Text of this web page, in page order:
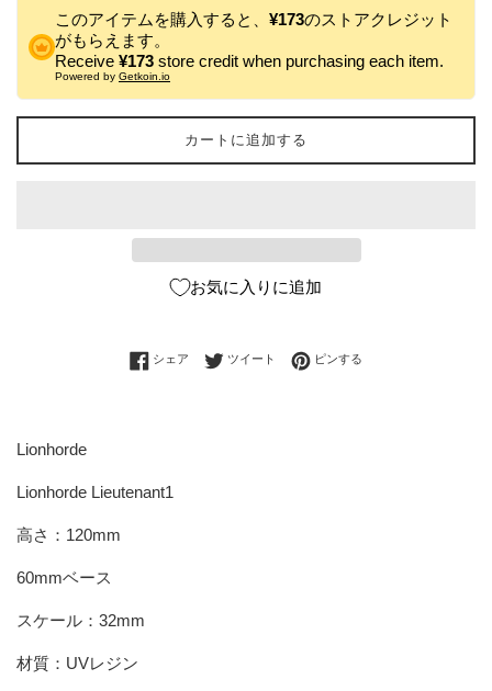
このアイテムを購入すると、 ¥173のストアクレジット
がもらえます。
Receive ¥173 store credit when purchasing each item.
Powered by Getkoin.io
カートに追加する
お気に入りに追加
シェア Facebookでシェアする
ツイート Twitterに投稿する
ピンする
Lionhorde
Lionhorde Lieutenant1
高さ：120mm
60mmベース
スケール：32mm
材質：UVレジン